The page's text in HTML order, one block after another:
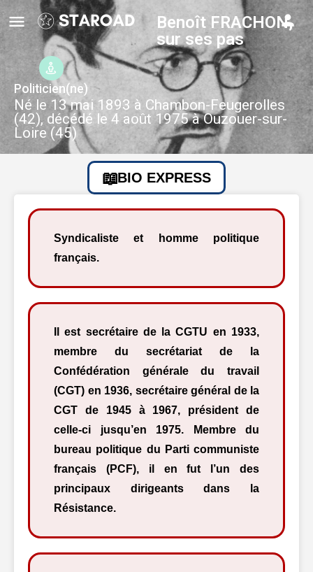
Benoît FRACHON,
sur ses pas
Politicien(ne)
Né le 13 mai 1893 à Chambon-Feugerolles
(42), décédé le 4 août 1975 à Ouzouer-sur-
Loire (45)
BIO EXPRESS
Syndicaliste et homme politique
français.
Il est secrétaire de la CGTU en 1933,
membre du secrétariat de la
Confédération générale du travail
(CGT) en 1936, secrétaire général de la
CGT de 1945 à 1967, président de
celle-ci jusqu’en 1975. Membre du
bureau politique du Parti communiste
français (PCF), il en fut l’un des
principaux dirigeants dans la
Résistance.